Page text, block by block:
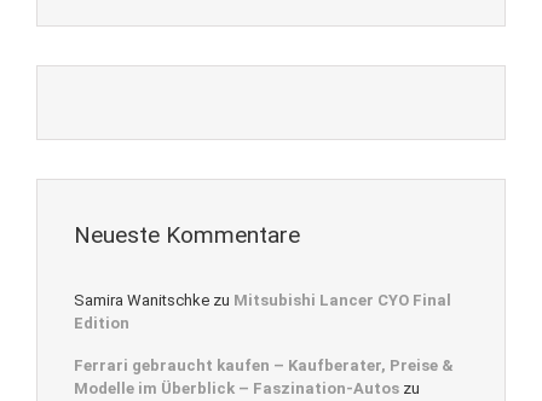
Neueste Kommentare
Samira Wanitschke zu Mitsubishi Lancer CYO Final
Edition
Ferrari gebraucht kaufen – Kaufberater, Preise &
Modelle im Überblick – Faszination-Autos zu